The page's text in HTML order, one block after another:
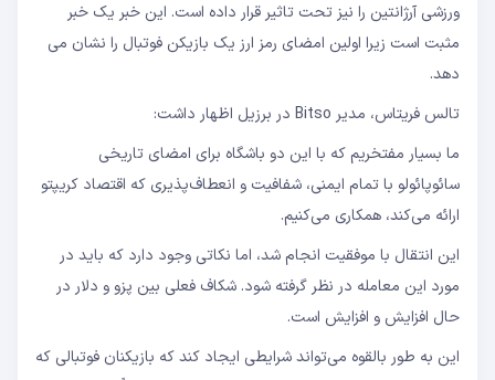
ورزشی آرژانتین را نیز تحت تاثیر قرار داده است. این خبر یک خبر
مثبت است زیرا اولین امضای رمز ارز یک بازیکن فوتبال را نشان می
دهد.
تالس فریتاس، مدیر Bitso در برزیل اظهار داشت:
ما بسیار مفتخریم که با این دو باشگاه برای امضای تاریخی
سائوپائولو با تمام ایمنی، شفافیت و انعطاف‌پذیری که اقتصاد کریپتو
ارائه می‌کند، همکاری می‌کنیم.
این انتقال با موفقیت انجام شد، اما نکاتی وجود دارد که باید در
مورد این معامله در نظر گرفته شود. شکاف فعلی بین پزو و دلار در
حال افزایش و افزایش است.
این به طور بالقوه می‌تواند شرایطی ایجاد کند که بازیکنان فوتبالی که